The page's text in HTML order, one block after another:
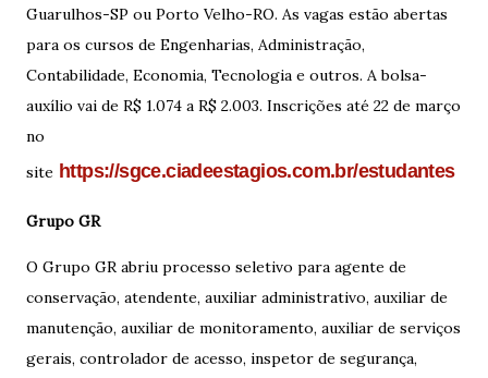
Guarulhos-SP ou Porto Velho-RO. As vagas estão abertas
para os cursos de Engenharias, Administração,
Contabilidade, Economia, Tecnologia e outros. A bolsa-
auxílio vai de R$ 1.074 a R$ 2.003. Inscrições até 22 de março
no
site https://sgce.ciadeestagios.com.br/estudantes
Grupo GR
O Grupo GR abriu processo seletivo para agente de
conservação, atendente, auxiliar administrativo, auxiliar de
manutenção, auxiliar de monitoramento, auxiliar de serviços
gerais, controlador de acesso, inspetor de segurança,